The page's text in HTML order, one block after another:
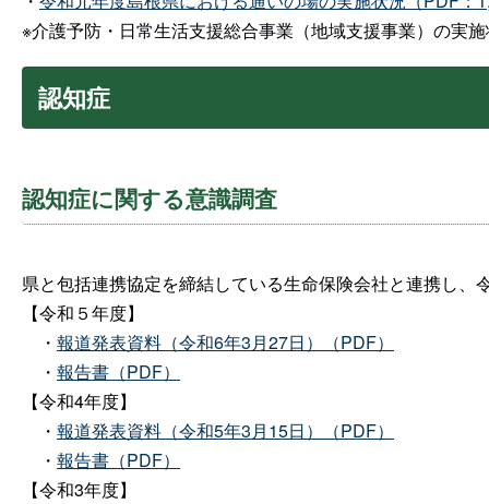
※介護予防・日常生活支援総合事業（地域支援事業）の実
認知症
認知症に関する意識調査
県と包括連携協定を締結している生命保険会社と連携し
【令和５年度】
・ 報道発表資料（令和6年3月27日）（PDF）
・ 報告書（PDF）
【令和4年度】
・ 報道発表資料（令和5年3月15日）（PDF）
・ 報告書（PDF）
【令和3年度】